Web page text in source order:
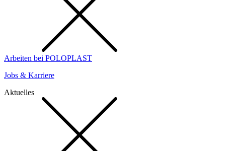
Arbeiten bei POLOPLAST
Jobs & Karriere
Aktuelles